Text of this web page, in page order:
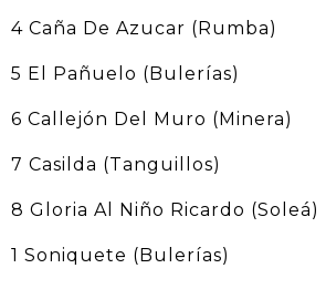
4 Caña De Azucar (Rumba)
5 El Pañuelo (Bulerías)
6 Callejón Del Muro (Minera)
7 Casilda (Tanguillos)
8 Gloria Al Niño Ricardo (Soleá)
1 Soniquete (Bulerías)